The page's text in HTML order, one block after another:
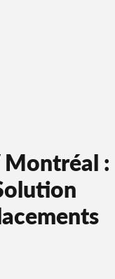
Montréal :